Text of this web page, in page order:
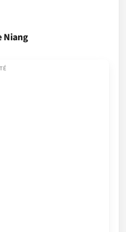
Niang